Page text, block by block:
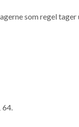
som regel
64.